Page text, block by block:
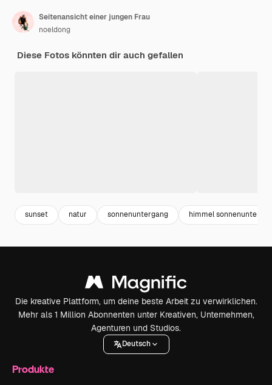
Seitenansicht einer jungen Frau
noeldong
Diese Fotos könnten dir auch gefallen
sunset natur sonnenuntergang himmel
Die kreative Plattform, um deine beste Arbeit zu verwirklichen.
Mehr als 1 Million Abonnenten unter Kreativen, Unternehmen,
Agenturen und Studios.
Deutsch
Produkte